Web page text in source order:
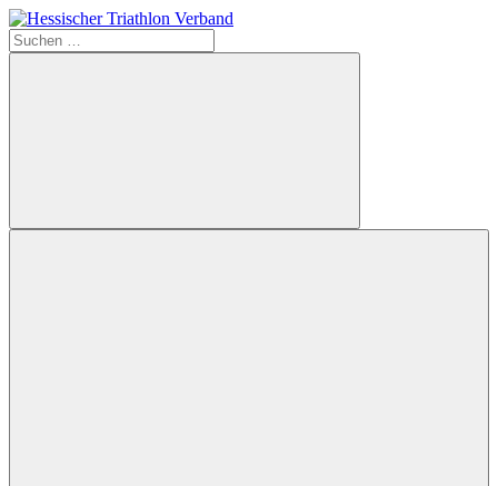
Zum
Inhalt
springen
Hessischer
Suchen
nach:
Suchen